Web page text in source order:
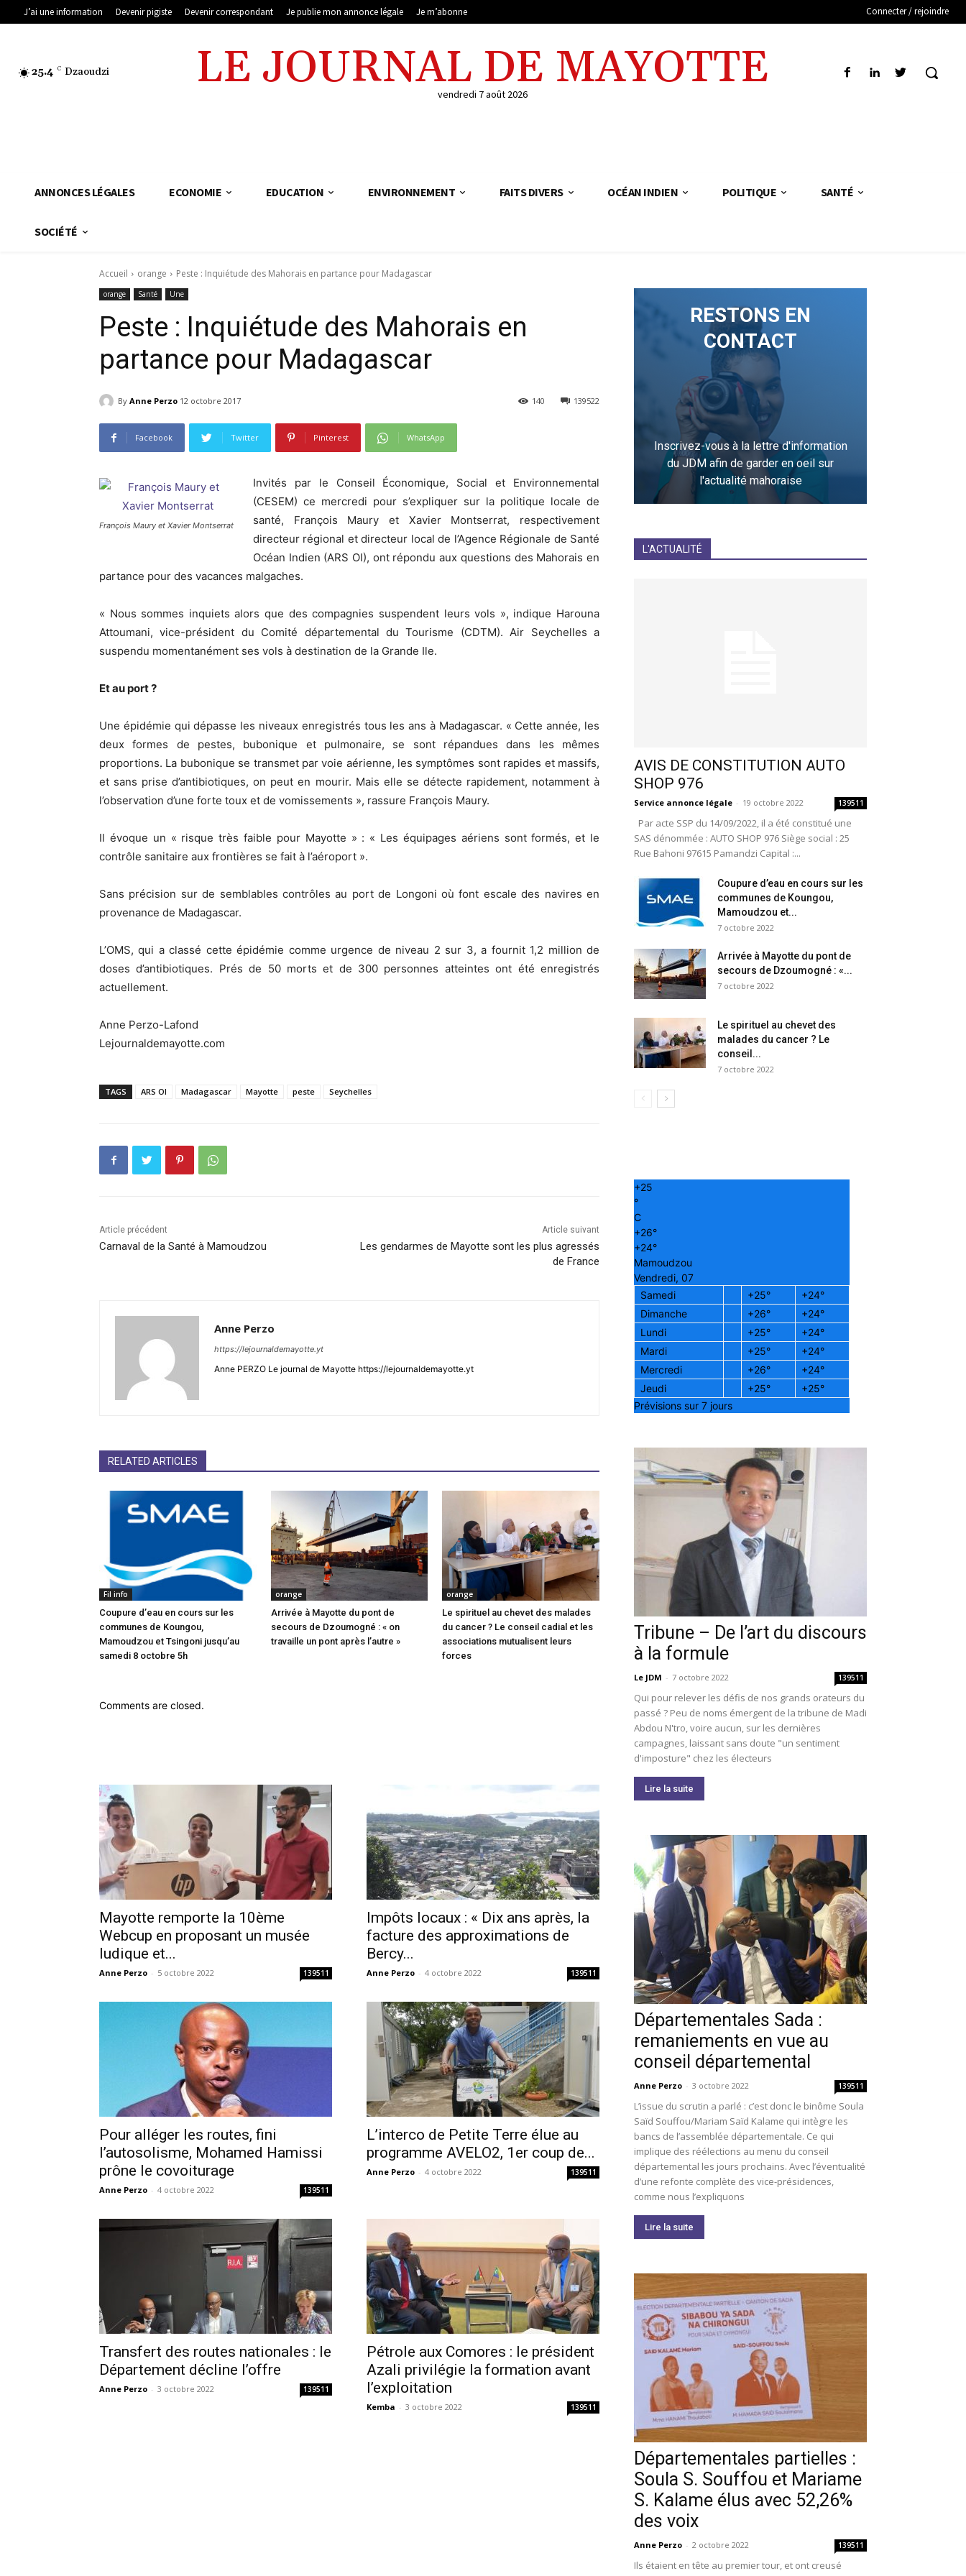
J’ai une information Devenir pigiste Devenir correspondant Je publie mon annonce légale Je m’abonne Connecter / rejoindre
25.4 C Dzaoudzi LE JOURNAL DE MAYOTTE
vendredi 7 août 2026
ANNONCES LÉGALES ECONOMIE EDUCATION ENVIRONNEMENT FAITS DIVERS OCÉAN INDIEN POLITIQUE SANTÉ
SOCIÉTÉ
Accueil orange Peste : Inquiétude des Mahorais en partance pour Madagascar
orange Santé Une
Peste : Inquiétude des Mahorais en
partance pour Madagascar
By Anne Perzo 12 octobre 2017 139522
140
Facebook Twitter Pinterest WhatsApp
François Maury et Xavier Montserrat
Invités par le Conseil Économique, Social et Environnemental
(CESEM) ce mercredi pour s’expliquer sur la politique locale de
santé, François Maury et Xavier Montserrat, respectivement
directeur régional et directeur local de l’Agence Régionale de Santé
Océan Indien (ARS OI), ont répondu aux questions des Mahorais en
partance pour des vacances malgaches.
« Nous sommes inquiets alors que des compagnies suspendent leurs vols », indique Harouna
Attoumani, vice-président du Comité départemental du Tourisme (CDTM). Air Seychelles a
suspendu momentanément ses vols à destination de la Grande Ile.
Et au port ?
Une épidémie qui dépasse les niveaux enregistrés tous les ans à Madagascar. « Cette année, les
deux formes de pestes, bubonique et pulmonaire, se sont répandues dans les mêmes
proportions. La bubonique se transmet par voie aérienne, les symptômes sont rapides et massifs,
et sans prise d’antibiotiques, on peut en mourir. Mais elle se détecte rapidement, notamment à
l’observation d’une forte toux et de vomissements », rassure François Maury.
Il évoque un « risque très faible pour Mayotte » : « Les équipages aériens sont formés, et le
contrôle sanitaire aux frontières se fait à l’aéroport ».
Sans précision sur de semblables contrôles au port de Longoni où font escale des navires en
provenance de Madagascar.
L’OMS, qui a classé cette épidémie comme urgence de niveau 2 sur 3, a fournit 1,2 million de
doses d’antibiotiques. Prés de 50 morts et de 300 personnes atteintes ont été enregistrés
actuellement.
Anne Perzo-Lafond
Lejournaldemayotte.com
TAGS ARS OI Madagascar Mayotte peste Seychelles
Article précédent
Carnaval de la Santé à Mamoudzou
Article suivant
Les gendarmes de Mayotte sont les plus agressés
de France
Anne Perzo
https://lejournaldemayotte.yt
Anne PERZO Le journal de Mayotte https://lejournaldemayotte.yt
RELATED ARTICLES
Fil info
Coupure d’eau en cours sur les
communes de Koungou,
Mamoudzou et Tsingoni jusqu’au
samedi 8 octobre 5h
orange
Arrivée à Mayotte du pont de
secours de Dzoumogné : « on
travaille un pont après l’autre »
orange
Le spirituel au chevet des malades
du cancer ? Le conseil cadial et les
associations mutualisent leurs
forces
Comments are closed.
Mayotte remporte la 10ème
Webcup en proposant un musée
ludique et...
Anne Perzo - 5 octobre 2022 139511
Impôts locaux : « Dix ans après, la
facture des approximations de
Bercy...
Anne Perzo - 4 octobre 2022 139511
Pour alléger les routes, fini
l’autosolisme, Mohamed Hamissi
prône le covoiturage
Anne Perzo - 4 octobre 2022 139511
L’interco de Petite Terre élue au
programme AVELO2, 1er coup de...
Anne Perzo - 4 octobre 2022 139511
Transfert des routes nationales : le
Département décline l’offre
Anne Perzo - 3 octobre 2022 139511
Pétrole aux Comores : le président
Azali privilégie la formation avant
l’exploitation
Kemba - 3 octobre 2022 139511
RESTONS EN
CONTACT
Inscrivez-vous à la lettre d'information
du JDM afin de garder en oeil sur
l'actualité mahoraise
L'ACTUALITÉ
AVIS DE CONSTITUTION AUTO
SHOP 976
Service annonce légale - 19 octobre 2022 139511
Par acte SSP du 14/09/2022, il a été constitué une
SAS dénommée : AUTO SHOP 976 Siège social : 25
Rue Bahoni 97615 Pamandzi Capital :...
Coupure d’eau en cours sur les
communes de Koungou,
Mamoudzou et...
7 octobre 2022
Arrivée à Mayotte du pont de
secours de Dzoumogné : «...
7 octobre 2022
Le spirituel au chevet des
malades du cancer ? Le
conseil...
7 octobre 2022
+25
°
C
+26°
+24°
Mamoudzou
Vendredi, 07
Samedi
+25° +24°
Dimanche
+26° +24°
Lundi
+25° +24°
Mardi
+25° +24°
Mercredi
+26° +24°
Jeudi
+25° +25°
Prévisions sur 7 jours
Tribune – De l’art du discours
à la formule
Le JDM - 7 octobre 2022 139511
Qui pour relever les défis de nos grands orateurs du
passé ? Peu de noms émergent de la tribune de Madi
Abdou N'tro, voire aucun, sur les dernières
campagnes, laissant sans doute "un sentiment
d'imposture" chez les électeurs
Lire la suite
Départementales Sada :
remaniements en vue au
conseil départemental
Anne Perzo - 3 octobre 2022 139511
L’issue du scrutin a parlé : c’est donc le binôme Soula
Saïd Souffou/Mariam Saïd Kalame qui intègre les
bancs de l’assemblée départementale. Ce qui
implique des réélections au menu du conseil
départemental les jours prochains. Avec l’éventualité
d’une refonte complète des vice-présidences,
comme nous l’expliquons
Lire la suite
Départementales partielles :
Soula S. Souffou et Mariame
S. Kalame élus avec 52,26%
des voix
Anne Perzo - 2 octobre 2022 139511
Ils étaient en tête au premier tour, et ont creusé